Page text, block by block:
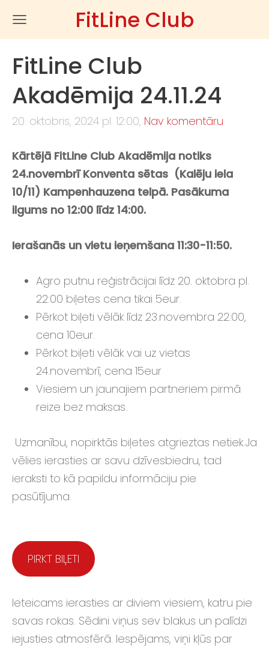
FitLine Club
FitLine Club
Akadēmija 24.11.24
20. oktobris, 2024 pl. 12:00, Nav komentāru
Kārtējā FitLine Club Akadēmija notiks
24.novembrī Konventa sētas (Kalēju iela
10/11) Kampenhauzena telpā. Pasākuma
ilgums no 12:00 līdz 14:00.
Ierašanās un vietu ieņemšana 11:30-11:50.
Agro putnu reģistrācijai līdz 20. oktobra pl.
22:00 biļetes cena tikai 5eur.
Pērkot biļeti vēlāk līdz 23.novembra 22:00,
cena 10eur.
Pērkot biļeti vēlāk vai uz vietas
24.novembrī, cena 15eur
Viesiem un jaunajiem partneriem pirmā
reize bez maksas.
Uzmanību, nopirktās biļetes atgrieztas netiek.Ja
vēlies ierasties ar savu dzīvesbiedru, tad
ieraksti to kā papildu informāciju pie
pasūtījuma.
PIRKT BIĻETI
Ieteicams ierasties ar diviem viesiem, katru pie
savas rokas. Sēdini viņus sev blakus un palīdzi
iejusties atmosfērā. Iespējams, viņi kļūs par